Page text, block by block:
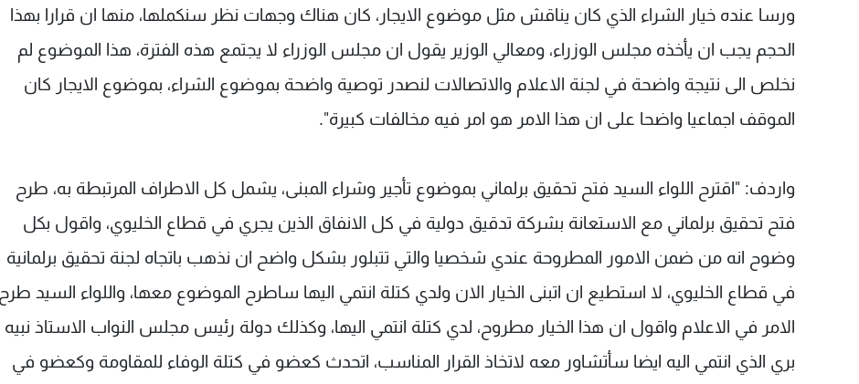
ورسا عنده خيار الشراء الذي كان يناقش مثل موضوع الايجار، كان هناك وجهات نظر سنكملها، منها ان قرارا بهذا
الحجم يجب ان يأخذه مجلس الوزراء، ومعالي الوزير يقول ان مجلس الوزراء لا يجتمع هذه الفترة، هذا الموضوع لم
نخلص الى نتيجة واضحة في لجنة الاعلام والاتصالات لنصدر توصية واضحة بموضوع الشراء، بموضوع الايجار كان
الموقف اجماعيا واضحا على ان هذا الامر هو امر فيه مخالفات كبيرة".
واردف: "اقترح اللواء السيد فتح تحقيق برلماني بموضوع تأجير وشراء المبنى، يشمل كل الاطراف المرتبطة به، طرح
فتح تحقيق برلماني مع الاستعانة بشركة تدقيق دولية في كل الانفاق الذين يجري في قطاع الخليوي، واقول بكل
وضوح انه من ضمن الامور المطروحة عندي شخصيا والتي تتبلور بشكل واضح ان نذهب باتجاه لجنة تحقيق برلمانية
في قطاع الخليوي، لا استطيع ان اتبنى الخيار الان ولدي كتلة انتمي اليها ساطرح الموضوع معها، واللواء السيد طرح
الامر في الاعلام واقول ان هذا الخيار مطروح، لدي كتلة انتمي اليها، وكذلك دولة رئيس مجلس النواب الاستاذ نبيه
بري الذي انتمي اليه ايضا سأتشاور معه لاتخاذ القرار المناسب، اتحدث كعضو في كتلة الوفاء للمقاومة وكعضو في